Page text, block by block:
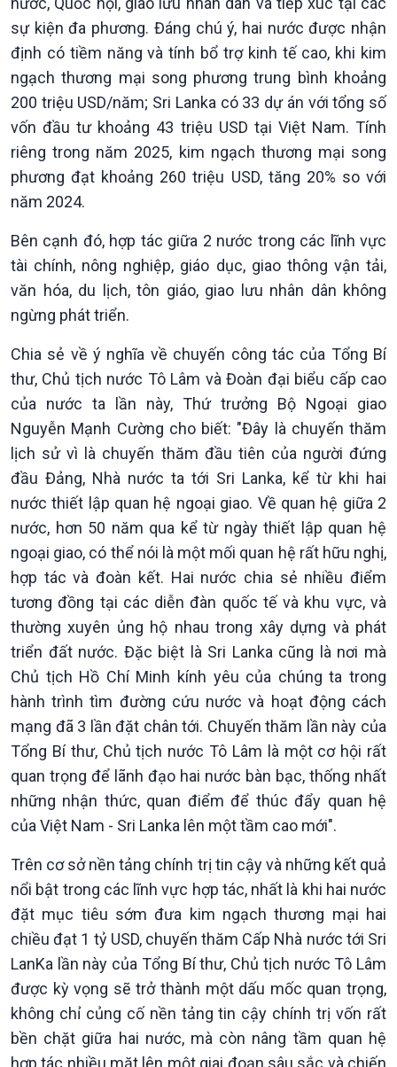
Nam
Xã hội
Tin Đời sống & Xã hội
360 độ Sức khỏe
Chuyển đổi Xanh
Tài nguyên và Môi trường
Chuyên gia của bạn
Xã hội chuyển động
Bước chân đến trường
Tin Khoa học & Công nghệ
Kết nối công nghệ
Sống chung với biến đổi
khí hậu
Văn hoá & Du lịch
Tin Văn hoá & Du lịch
Câu chuyện Thể thao
Multimedia
Ảnh
Infographic
E-Magazine
sự kiện đa phương. Đáng chú ý, hai nước được nhận
định có tiềm năng và tính bổ trợ kinh tế cao, khi kim
ngạch thương mại song phương trung bình khoảng
200 triệu USD/năm; Sri Lanka có 33 dự án với tổng số
vốn đầu tư khoảng 43 triệu USD tại Việt Nam. Tính
riêng trong năm 2025, kim ngạch thương mại song
phương đạt khoảng 260 triệu USD, tăng 20% so với
năm 2024.
Bên cạnh đó, hợp tác giữa 2 nước trong các lĩnh vực
tài chính, nông nghiệp, giáo dục, giao thông vận tải,
văn hóa, du lịch, tôn giáo, giao lưu nhân dân không
ngừng phát triển.
Chia sẻ về ý nghĩa về chuyến công tác của Tổng Bí
thư, Chủ tịch nước Tô Lâm và Đoàn đại biểu cấp cao
của nước ta lần này, Thứ trưởng Bộ Ngoại giao
Nguyễn Mạnh Cường cho biết: "Đây là chuyến thăm
lịch sử vì là chuyến thăm đầu tiên của người đứng
đầu Đảng, Nhà nước ta tới Sri Lanka, kể từ khi hai
nước thiết lập quan hệ ngoại giao. Về quan hệ giữa 2
nước, hơn 50 năm qua kể từ ngày thiết lập quan hệ
ngoại giao, có thể nói là một mối quan hệ rất hữu nghị,
hợp tác và đoàn kết. Hai nước chia sẻ nhiều điểm
tương đồng tại các diễn đàn quốc tế và khu vực, và
thường xuyên ủng hộ nhau trong xây dựng và phát
triển đất nước. Đặc biệt là Sri Lanka cũng là nơi mà
Chủ tịch Hồ Chí Minh kính yêu của chúng ta trong
hành trình tìm đường cứu nước và hoạt động cách
mạng đã 3 lần đặt chân tới. Chuyến thăm lần này của
Tổng Bí thư, Chủ tịch nước Tô Lâm là một cơ hội rất
quan trọng để lãnh đạo hai nước bàn bạc, thống nhất
những nhận thức, quan điểm để thúc đẩy quan hệ
của Việt Nam - Sri Lanka lên một tầm cao mới".
Trên cơ sở nền tảng chính trị tin cậy và những kết quả
nổi bật trong các lĩnh vực hợp tác, nhất là khi hai nước
đặt mục tiêu sớm đưa kim ngạch thương mại hai
chiều đạt 1 tỷ USD, chuyến thăm Cấp Nhà nước tới Sri
LanKa lần này của Tổng Bí thư, Chủ tịch nước Tô Lâm
được kỳ vọng sẽ trở thành một dấu mốc quan trọng,
không chỉ củng cố nền tảng tin cậy chính trị vốn rất
bền chặt giữa hai nước, mà còn nâng tầm quan hệ
hợp tác nhiều mặt lên một giai đoạn sâu sắc và chiến